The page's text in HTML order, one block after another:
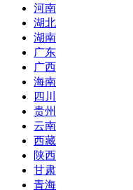
河南
湖北
湖南
广东
广西
海南
四川
贵州
云南
西藏
陕西
甘肃
青海